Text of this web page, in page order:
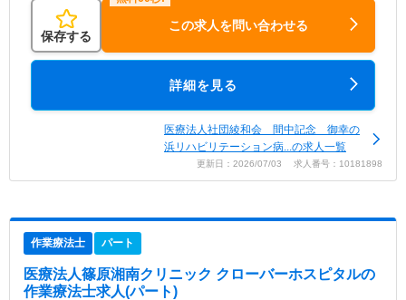
保存する
この求人を問い合わせる
詳細を見る
医療法人社団綾和会 間中記念 御幸の
浜リハビリテーション病...の求人一覧
更新日：2026/07/03 求人番号：10181898
作業療法士 パート
医療法人篠原湘南クリニック クローバーホスピタルの
作業療法士求人(パート)